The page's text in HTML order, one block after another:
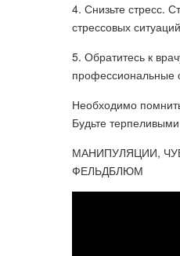
4. Снизьте стресс.
стрессовых
5. Обратитесь к
профессиональные
Необходимо
Будьте
МАНИПУЛЯЦИИ,
ФЕЛЬДБЛЮМ